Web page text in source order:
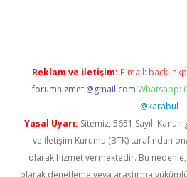
Reklam ve İletişim: E-mail:
forumhizmeti@gmail.com Whatsapp:
@karabul
Yasal Uyarı: Sitemiz, 5651 Sayılı
ve İletişim Kurumu (BTK) tarafından
olarak hizmet vermektedir. Bu
olarak denetleme veya araştırma